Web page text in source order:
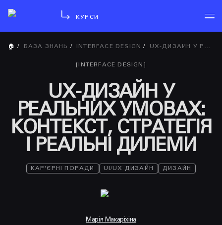
КУРСИ
🏠 / БАЗА ЗНАНЬ / INTERFACE DESIGN / UX-ДИЗАЙН У РЕАЛЬНИХ УМОВАХ: КОНТЕКСТ, СТРАТЕГІЯ І РЕАЛЬНІ ДИЛЕМИ
[ INTERFACE DESIGN ]
UX-ДИЗАЙН У
РЕАЛЬНИХ УМОВАХ:
КОНТЕКСТ, СТРАТЕГІЯ
І РЕАЛЬНІ ДИЛЕМИ
КАР'ЄРНІ ПОРАДИ UI/UX ДИЗАЙН ДИЗАЙН
Марія Макаріхіна